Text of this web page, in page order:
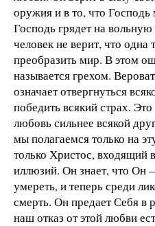
оружия и в то, что
Господь грядет на
человек не верит, что
преобразить мир. В этом
называется грехом.
означает отвергнуться
победить всякий страх. Это
любовь сильнее всякой
мы полагаемся только на
только Христос, входящий
иллюзий. Он знает, что Он
умереть, и теперь среди
смерть. Он предает Себя в
наш отказ от этой любви